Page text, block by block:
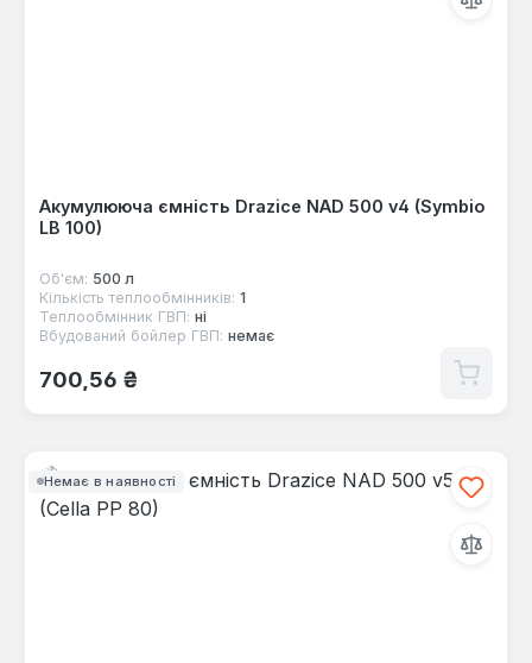
Акумулююча ємність Drazice NAD 500 v4 (Symbio
LB 100)
Об'єм: 500 л
Кількість теплообмінників: 1
Теплообмінник ГВП: ні
Вбудований бойлер ГВП: немає
Звичайна ціна:
700,56 ₴
Немає в наявності